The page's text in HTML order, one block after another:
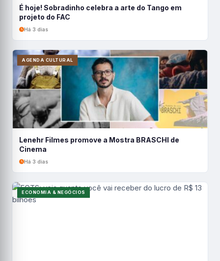
É hoje! Sobradinho celebra a arte do Tango em
projeto do FAC
Há 3 dias
AGENDA CULTURAL
Lenehr Filmes promove a Mostra BRASCHI de
Cinema
Há 3 dias
ECONOMIA & NEGÓCIOS